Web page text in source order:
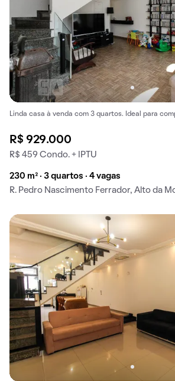
Linda casa à venda com 3 quartos. Ideal para
R$ 929.000
R$ 459 Condo. + IPTU
230 m² · 3 quartos · 4 vagas
R. Pedro Nascimento Ferrador, Alto da